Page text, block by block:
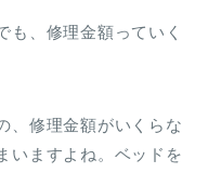
も、修理金額っていく
、修理金額がいくらな
いますよね。ベッドを